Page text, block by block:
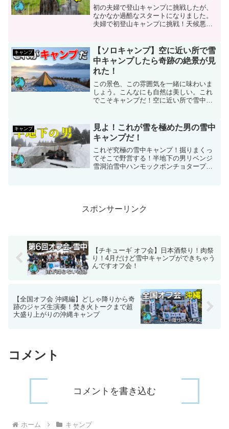
初の夫婦で登山キャンプに挑戦したが、
なかなか過酷なスタートになりました。
夫婦で初登山キャンプに挑戦！天候悪
うバックパックAmazon：楽天：■みほバ
ックパック■ゆうブー...
キャンプ
【ソロキャンプ】空に近い所で雪
中キャンプしたら奇跡の絶景が見
れた！
この景色、この雰囲気を一緒に味わいま
しょう。こんなにも自然は美しい。これ
でこそキャンプだ！空に近い所で雪中キ
しません！っていう所で絶景キャンプな
ぜ野営なのか？不便で面倒...
キャンプ
見よ！これが雪を極めた男の雪中
キャンプだ！
これぞ究極の雪中キャンプ！掘りまくっ
てそこで野営する！半地下の男リベンジ
雪洞泊雪中ハンモックポンチョタープ泊
スポンサーリンク
【チキューギ オフ会】日本酒祭り！肉祭
り！4月だけど雪中キャンプができちゃう
んですオフ会！
【全国オフ会 沖縄編】どしゃ降りから奇
跡のジャズ生演奏！焚き火トークまで超
大盛り上がりの沖縄キャンプ
コメント
コメントを書き込む
ホーム キャンプ